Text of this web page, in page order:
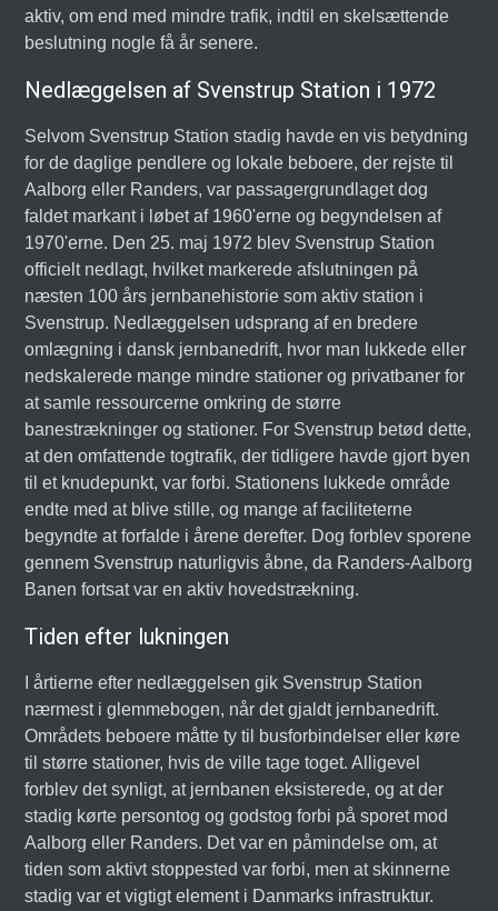
aktiv, om end med mindre trafik, indtil en skelsættende
beslutning nogle få år senere.
Nedlæggelsen af Svenstrup Station i 1972
Selvom Svenstrup Station stadig havde en vis betydning
for de daglige pendlere og lokale beboere, der rejste til
Aalborg eller Randers, var passagergrundlaget dog
faldet markant i løbet af 1960'erne og begyndelsen af
1970'erne. Den 25. maj 1972 blev Svenstrup Station
officielt nedlagt, hvilket markerede afslutningen på
næsten 100 års jernbanehistorie som aktiv station i
Svenstrup. Nedlæggelsen udsprang af en bredere
omlægning i dansk jernbanedrift, hvor man lukkede eller
nedskalerede mange mindre stationer og privatbaner for
at samle ressourcerne omkring de større
banestrækninger og stationer. For Svenstrup betød dette,
at den omfattende togtrafik, der tidligere havde gjort byen
til et knudepunkt, var forbi. Stationens lukkede område
endte med at blive stille, og mange af faciliteterne
begyndte at forfalde i årene derefter. Dog forblev sporene
gennem Svenstrup naturligvis åbne, da Randers-Aalborg
Banen fortsat var en aktiv hovedstrækning.
Tiden efter lukningen
I årtierne efter nedlæggelsen gik Svenstrup Station
nærmest i glemmebogen, når det gjaldt jernbanedrift.
Områdets beboere måtte ty til busforbindelser eller køre
til større stationer, hvis de ville tage toget. Alligevel
forblev det synligt, at jernbanen eksisterede, og at der
stadig kørte persontog og godstog forbi på sporet mod
Aalborg eller Randers. Det var en påmindelse om, at
tiden som aktivt stoppested var forbi, men at skinnerne
stadig var et vigtigt element i Danmarks infrastruktur.